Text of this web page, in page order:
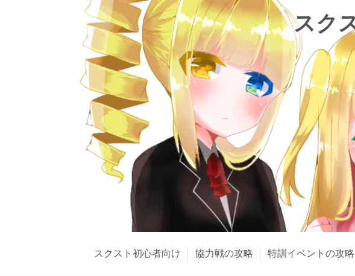
スク
スクスト初心者向け 協力戦の攻略 特訓イベントの攻略